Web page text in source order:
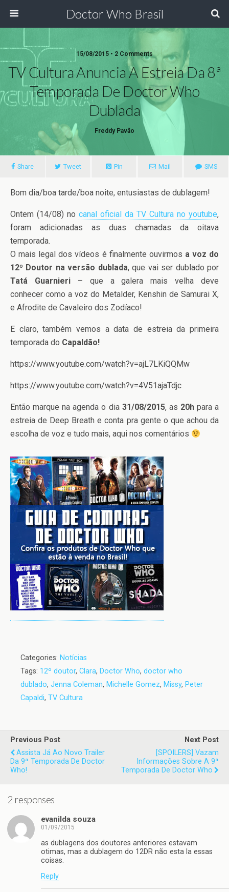
Doctor Who Brasil
15/08/2015 • 2 Comments
TV Cultura Anuncia A Estreia Da 8ª
Temporada De Doctor Who
Dublada
Freddy Pavão
Share Tweet Pin Mail SMS
Bom dia/boa tarde/boa noite, entusiastas de dublagem!
Ontem (14/08) no canal oficial da TV Cultura no youtube,
foram adicionadas as duas chamadas da oitava
temporada.
O mais legal dos vídeos é finalmente ouvirmos a voz do
12º Doutor na versão dublada, que vai ser dublado por
Tatá Guarnieri – que a galera mais velha deve
conhecer como a voz do Metalder, Kenshin de Samurai X,
e Afrodite de Cavaleiro dos Zodíaco!
E claro, também vemos a data de estreia da primeira
temporada do Capaldão!
https://www.youtube.com/watch?v=ajL7LKiQQMw
https://www.youtube.com/watch?v=4V51ajaTdjc
Então marque na agenda o dia 31/08/2015, as 20hpara a
estreia de Deep Breath e conta pra gente o que achou da
escolha de voz e tudo mais, aqui nos comentários
Categories: Notícias
Tags: 12º doutor, Clara, Doctor Who, doctor who
dublado, Jenna Coleman, Michelle Gomez, Missy, Peter
Capaldi, TV Cultura
Previous Post
Assista Já Ao Novo Trailer
Da 9ª Temporada De Doctor
Who!
Next Post
[SPOILERS] Vazam
Informações Sobre A 9ª
Temporada De Doctor Who
2 responses
evanilda souza
01/09/2015
as dublagens dos doutores anteriores estavam
otimas, mas a dublagem do 12DR não esta la essas
coisas.
Reply